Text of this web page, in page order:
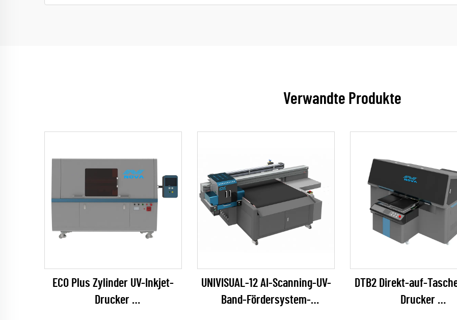
Verwandte Produkte
ECO Plus Zylinder UV-Inkjet-
Drucker
UNIVISUAL-12 AI-Scanning-UV-
Band-Fördersystem-
DTB2 Direkt-auf-
Drucker